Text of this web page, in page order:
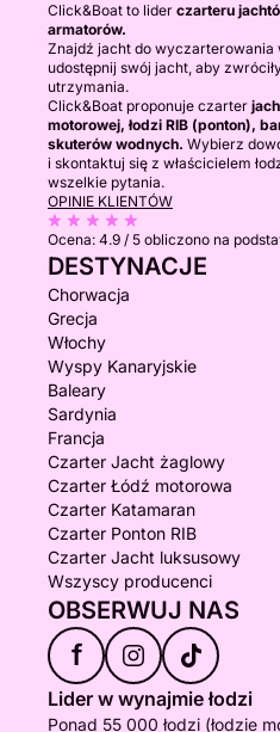
Click&Boat to lider czarteru
armatorów.
Znajdź jacht do wyczarterowania
udostępnij swój jacht, aby
utrzymania.
Click&Boat proponuje czarter
motorowej, łodzi RIB (ponton),
skuterów wodnych. Wybierz
i skontaktuj się z właścicielem
wszelkie pytania.
OPINIE KLIENTÓW
Ocena: 4.9 / 5 obliczono na
DESTYNACJE
Chorwacja
Grecja
Włochy
Wyspy Kanaryjskie
Baleary
Sardynia
Francja
Czarter Jacht żaglowy
Czarter Łódź motorowa
Czarter Katamaran
Czarter Ponton RIB
Czarter Jacht luksusowy
Wszyscy producenci
OBSERWUJ NAS
f
Lider w wynajmie łodzi
Ponad 55 000 łodzi (łodzie